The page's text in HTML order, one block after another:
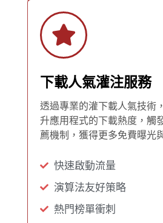
下載人氣灌注服務
透過專業的灌下載人氣技術
升應用程式的下載熱度，觸
薦機制，獲得更多免費曝光
快速啟動流量
演算法友好策略
熱門榜單衝刺